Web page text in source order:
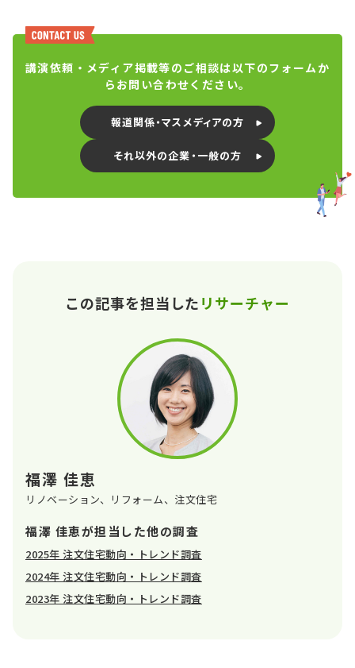
講演依頼・メディア掲載等のご相談は以下のフォームか
らお問い合わせください。
報道関係・マスメディアの方
それ以外の企業・一般の方
この記事を担当したリサーチャー
福澤 佳恵
リノベーション、リフォーム、注文住宅
福澤 佳恵が担当した他の調査
2025年 注文住宅動向・トレンド調査
2024年 注文住宅動向・トレンド調査
2023年 注文住宅動向・トレンド調査